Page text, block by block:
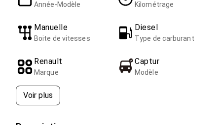
Année-Modèle Kilométrage
Manuelle
Boite de vitesses
Diesel
Type de carburant
Renault
Marque
Captur
Modèle
Voir plus